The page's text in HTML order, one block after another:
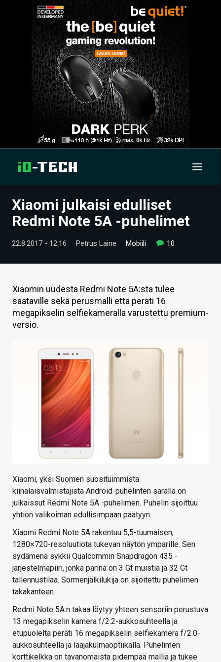
UUTISET
TIETOA
HINTA.FI
VAIHDA TEEMA
Xiaomi julkaisi edulliset
Redmi Note 5A -puhelimet
22.8.2017 - 12:16 Petrus Laine Mobiili 10
Xiaomin uudesta Redmi Note 5A:sta tulee
saataville sekä perusmalli että peräti 16
megapikselin selfiekameralla varustettu premium-
versio.
Xiaomi, yksi Suomen suosituimmista
kiinalaisvalmistajista Android-puhelinten saralla on
julkaissut Redmi Note 5A -puhelimen. Puhelin sijoittuu
yhtiön valikoiman edullisimpaan päätyyn.
Xiaomi Redmi Note 5A rakentuu 5,5-tuumaisen,
1280×720-resoluutiota tukevan näytön ympärille. Sen
sydämenä sykkii Qualcommin Snapdragon 435 -
järjestelmäpiiri, jonka parina on 3 Gt muistia ja 32 Gt
tallennustilaa. Sormenjälkilukija on sijoitettu puhelimen
takakanteen.
Redmi Note 5A:n takaa löytyy yhteen sensoriin perustuva
13 megapikselin kamera f/2.2-aukkosuhteella ja
etupuolelta peräti 16 megapikselin selfiekamera f/2.0-
aukkosuhteella ja laajakulmaoptiikalla. Puhelimen
korttikelkka on tavanomaista pidempää mallia ja tukee